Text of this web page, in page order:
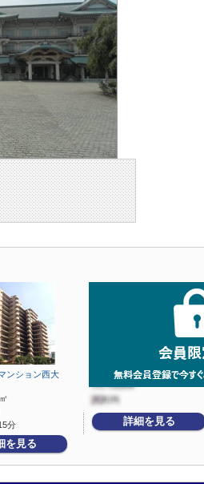
ンション西大
分
を見る
詳細を見る